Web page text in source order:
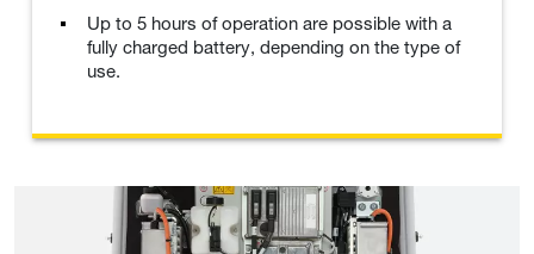
Up to 5 hours of operation are possible with a
fully charged battery, depending on the type of
use.